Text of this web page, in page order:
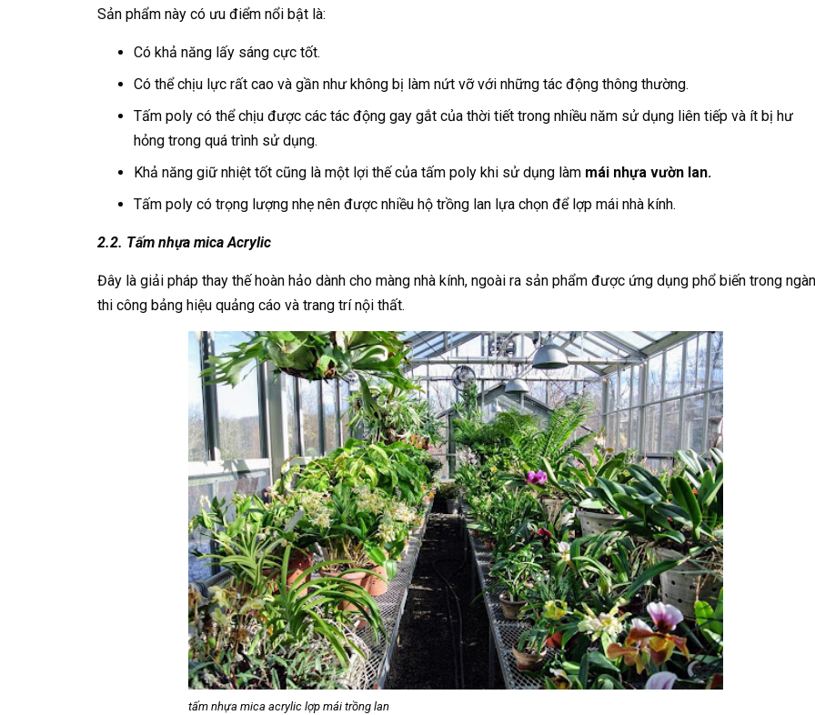
Sản phẩm này có ưu điểm nổi bật là:
Có khả năng lấy sáng cực tốt.
Có thể chịu lực rất cao và gần như không bị làm nứt vỡ với những tác động thông thường.
Tấm poly có thể chịu được các tác động gay gắt của thời tiết trong nhiều năm sử dụng liên tiếp và ít bị hư
hỏng trong quá trình sử dụng.
Khả năng giữ nhiệt tốt cũng là một lợi thế của tấm poly khi sử dụng làm mái nhựa vườn lan.
Tấm poly có trọng lượng nhẹ nên được nhiều hộ trồng lan lựa chọn để lợp mái nhà kính.
2.2. Tấm nhựa mica Acrylic
Đây là giải pháp thay thế hoàn hảo dành cho màng nhà kính, ngoài ra sản phẩm được ứng dụng phổ biến trong
thi công bảng hiệu quảng cáo và trang trí nội thất.
tấm nhựa mica acrylic lợp mái trồng lan